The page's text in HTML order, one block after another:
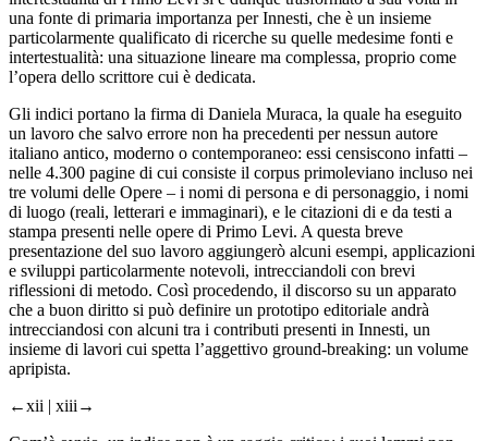
una fonte di primaria importanza perInnesti, che è un insieme
particolarmente qualificato di ricerche su quelle medesime fonti e
intertestualità: una situazione lineare ma complessa, proprio come
l’opera dello scrittore cui è dedicata.
Gli indici portano la firma di Daniela Muraca, la quale ha eseguito
un lavoro che salvo errore non ha precedenti per nessun autore
italiano antico, moderno o contemporaneo: essi censiscono infatti –
nelle 4.300 pagine di cui consiste il corpus primoleviano incluso nei
tre volumi delle Opere – i nomi di persona e di personaggio, i nomi
di luogo (reali, letterari e immaginari), e le citazioni di e da testi a
stampa presenti nelle opere di Primo Levi. A questa breve
presentazione del suo lavoro aggiungerò alcuni esempi, applicazioni
e sviluppi particolarmente notevoli, intrecciandoli con brevi
riflessioni di metodo. Così procedendo, il discorso su un apparato
che a buon diritto si può definire un prototipo editoriale andrà
intrecciandosi con alcuni tra i contributi presenti in Innesti, un
insieme di lavori cui spetta l’aggettivo ground-breaking: un volume
apripista.
←xii | xiii→